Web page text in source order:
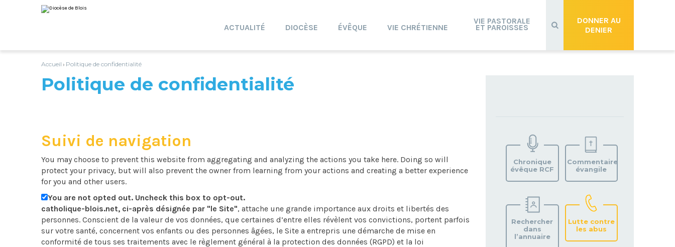
au
contenu.
personnels
DONNER AU
DENIER
ACTUALITÉ DIOCÈSE ÉVÊQUE VIE CHRÉTIENNE
VIE PASTORALE
ET PAROISSES
Accueil › Politique de confidentialité
Politique de confidentialité
Suivi de navigation
You may choose to prevent this website from aggregating and analyzing the actions you take here. Doing so will
protect your privacy, but will also prevent the owner from learning from your actions and creating a better experience
for you and other users.
You are not opted out. Uncheck this box to opt-out.
catholique-blois.net, ci-après désignée par "le Site", attache une grande importance aux droits et libertés des
personnes. Conscient de la valeur de vos données, que certaines d’entre elles révèlent vos convictions, portent parfois
sur votre santé, concernent vos enfants ou des personnes âgées, le Site a entrepris une démarche de mise en
conformité de tous ses traitements avec le règlement général à la protection des données (RGPD) et la loi
VOTRE
PAROISSE
Chronique
évêque RCF
Commentaire
évangile
Rechercher
dans
l’annuaire
Lutte contre
les abus